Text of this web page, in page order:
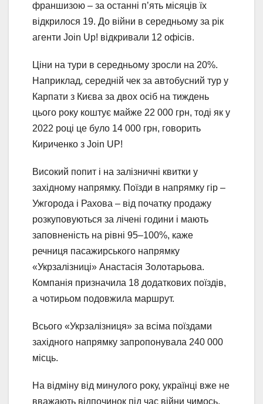
франшизою – за останні пʼять місяців їх
відкрилося 19. До війни в середньому за рік
агенти Join Up! відкривали 12 офісів.
Ціни на тури в середньому зросли на 20%.
Наприклад, середній чек за автобусний тур у
Карпати з Києва за двох осіб на тиждень
цього року коштує майже 22 000 грн, тоді як у
2022 році це було 14 000 грн, говорить
Кириченко з Join UP!
Високий попит і на залізничні квитки у
західному напрямку. Поїзди в напрямку гір –
Ужгорода і Рахова – від початку продажу
розкуповуються за лічені години і мають
заповненість на рівні 95–100%, каже
речниця пасажирського напрямку
«Укрзалізниці» Анастасія Золотарьова.
Компанія призначила 18 додаткових поїздів,
а чотирьом подовжила маршрут.
Всього «Укрзалізниця» за всіма поїздами
західного напрямку запропонувала 240 000
місць.
На відміну від минулого року, українці вже не
вважають відпочинок під час війни чимось,